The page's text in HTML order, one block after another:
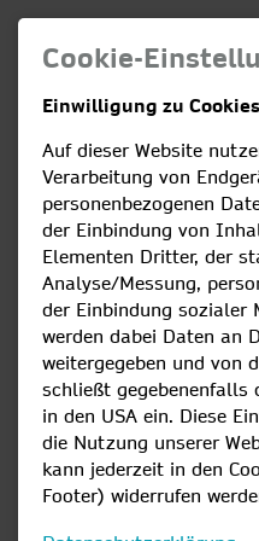
Melden Sie
finden
geplanten
Störungen einsehen:
Ob eine Störung in ihrem
auf der Websiteunseres
der NetCom BW einsehen:
Störung melden:
Alle Informationen
NetCom BW unter:
Wartungsarbeiten
Cookie-
Einwilligung zu
Auf dieser Website
Verarbeitung von
personenbezogenen
der Einbindung von
Elementen Dritter, der
Analyse/Messung,
der Einbindung sozialer
werden dabei Daten an
weitergegeben und von
schließt gegebenenfalls
in den USA ein. Diese
die Nutzung unserer
kann jederzeit in den
Footer) widerrufen